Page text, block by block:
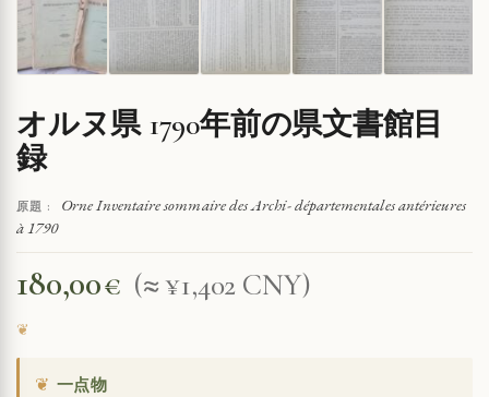
オルヌ県 1790年前の県文書館目
録
原題 :
Orne Inventaire sommaire des Archi- départementales antérieures
à 1790
180,00€ (≈ ¥1,402 CNY)
❦ 一点物